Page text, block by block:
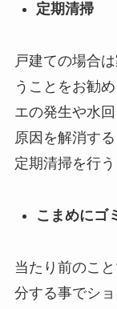
定期清掃
戸建ての場合
うことをお勧
エの発生や水
原因を解消す
定期清掃を行
こまめにゴ
当たり前のこ
分する事でシ